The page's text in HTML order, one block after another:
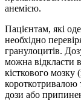
анемією.
Пацієнтам, які
необхідно
гранулоцитів.
можна відкласти
кісткового мозку
короткотривалою
дози або